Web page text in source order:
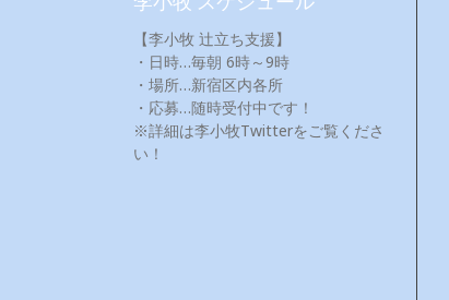
【李小牧 辻立ち支援】
・日時…毎朝 6時～9時
・場所…新宿区内各所
・応募…随時受付中です！
※詳細は李小牧Twitterをご覧くださ
い！